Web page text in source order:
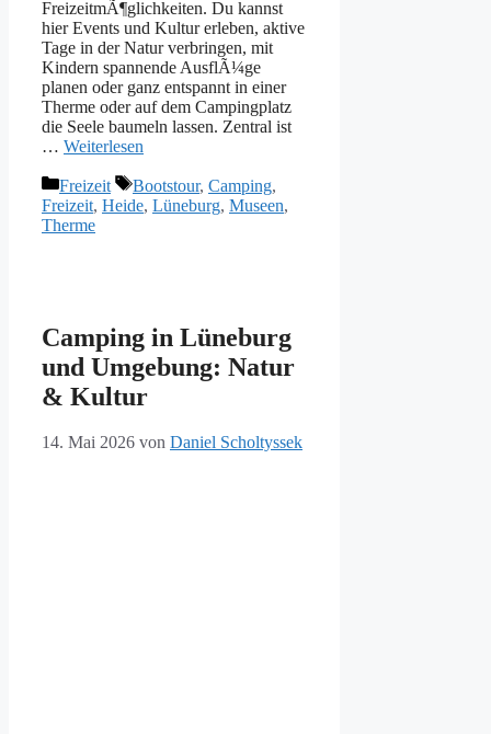
FreizeitmÃ¶glichkeiten. Du kannst
hier Events und Kultur erleben, aktive
Tage in der Natur verbringen, mit
Kindern spannende AusflÃ¼ge
planen oder ganz entspannt in einer
Therme oder auf dem Campingplatz
die Seele baumeln lassen. Zentral ist
… Weiterlesen
Kategorien
Freizeit Schlagwörter
Bootstour, Camping,
Freizeit, Heide, Lüneburg, Museen,
Therme
Camping in Lüneburg
und Umgebung: Natur
& Kultur
14. Mai 2026 von Daniel Scholtyssek